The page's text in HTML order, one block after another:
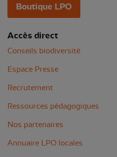
Boutique LPO
Accès direct
Conseils biodiversité
Espace Presse
Recrutement
Ressources pédagogiques
Nos partenaires
Annuaire LPO locales